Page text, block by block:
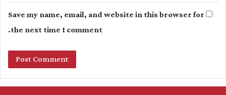
Save my name, email, and website in this browser for
the next time I comment.